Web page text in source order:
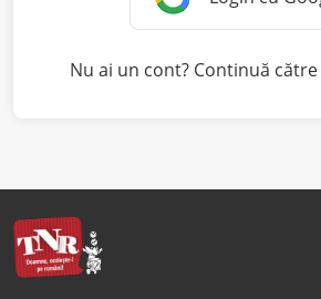
Nu ai un cont? Continuă către